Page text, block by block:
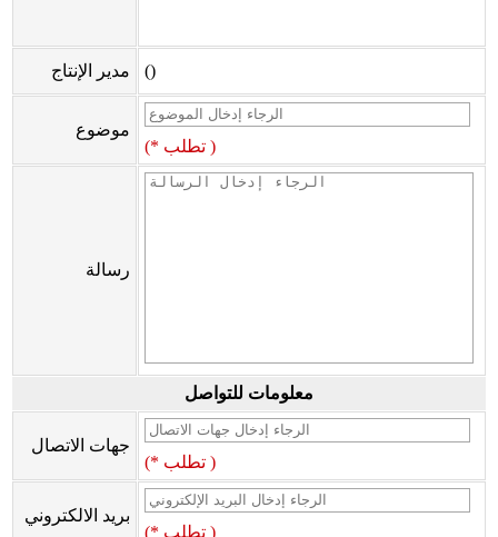
مدير الإنتاج ()
موضوع
(* تطلب )
رسالة
معلومات للتواصل
جهات الاتصال
(* تطلب )
بريد الالكتروني
(* تطلب )